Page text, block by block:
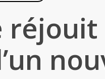
réjouit